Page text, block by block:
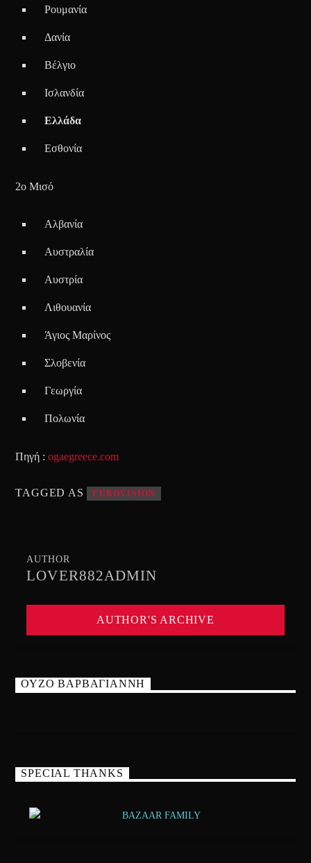
Ρουμανία
Δανία
Βέλγιο
Ισλανδία
Ελλάδα
Εσθονία
2ο Μισό
Αλβανία
Αυστραλία
Αυστρία
Λιθουανία
Άγιος Μαρίνος
Σλοβενία
Γεωργία
Πολωνία
Πηγή :ogaegreece.com
TAGGED AS EUROVISION
AUTHOR
LOVER882ADMIN
AUTHOR'S ARCHIVE
ΟΥΖΟ ΒΑΡΒΑΓΙΑΝΝΗ
SPECIAL THANKS